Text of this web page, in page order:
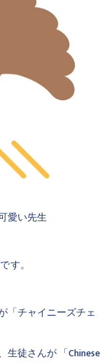
愛い先生
す。
「チャイニーズチェ
徒さんが 「Chinese